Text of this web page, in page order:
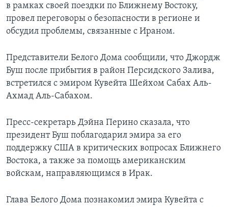
поиск
ДЕТАЛИ
АМЕРИКА. БОЛЬШОЕ ПУТЕШЕСТВИЕ
АМЕРИКАНСКИЕ ГОРОДКИ
ЗА СВОБОДУ ПРЕССЫ
УЧИМ АНГЛИЙСКИЙ
ПОДПИСКА НА НОВОСТИ
Learning English
СОЦИАЛЬНЫЕ СЕТИ
Языки
в рамках своей поездки по Ближнему Востоку,
провел переговоры о безопасности в регионе и
обсудил проблемы, связанные с Ираном.
Представители Белого Дома сообщили, что Джордж
Буш после прибытия в район Персидского Залива,
встретился с эмиром Кувейта Шейхом Сабах Аль-
Ахмад Аль-Сабахом.
Пресс-секретарь Дэйна Перино сказала, что
президент Буш поблагодарил эмира за его
поддержку США в критических вопросах Ближнего
Востока, а также за помощь американским
войскам, направляющимся в Ирак.
Глава Белого Дома познакомил эмира Кувейта с